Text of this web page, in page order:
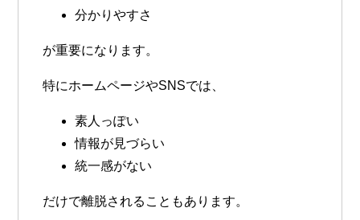
分かりやすさ
が重要になります。
特にホームページやSNSでは、
素人っぽい
情報が見づらい
統一感がない
だけで離脱されることもあります。